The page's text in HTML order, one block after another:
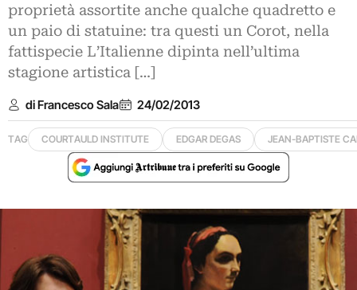
proprietà assortite anche qualche quadretto e
un paio di statuine: tra questi un Corot, nella
fattispecie L’Italienne dipinta nell’ultima
stagione artistica […]
di Francesco Sala 24/02/2013
TAG COURTAULD INSTITUTE EDGAR DEGAS JEAN-BAPTISTE